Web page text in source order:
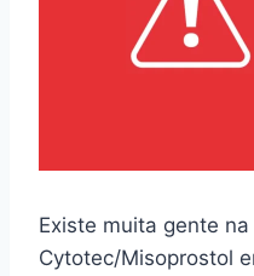
Existe muita gente
Cytotec/Misoprostol